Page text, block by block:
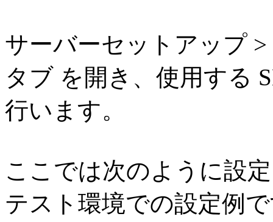
サーバーセットアップ
タブ を開き、使用する
行います。
ここでは次のように設
テスト環境での設定例